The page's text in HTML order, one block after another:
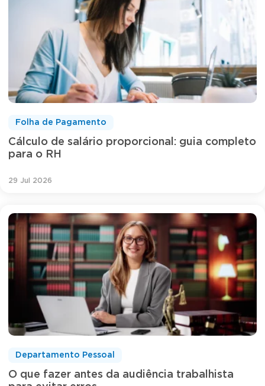
Cálculo de salário proporcional: guia completo
para o RH
Folha de Pagamento
29 Jul 2026
O que fazer antes da audiência trabalhista
Departamento Pessoal